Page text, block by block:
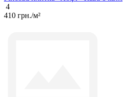
4
410 грн./м²